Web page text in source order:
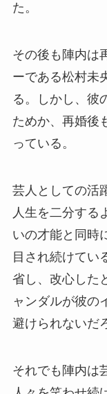
た。
その後も陣内は
ーである松村未
る。しかし、彼
ためか、再婚後
っている。
芸人としての活
人生を二分する
いの才能と同時
目され続けてい
省し、改心した
ャンダルが彼の
避けられないだ
それでも陣内は